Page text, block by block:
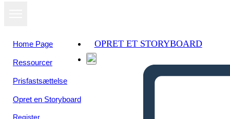
Home Page
Ressourcer
Prisfastsættelse
Opret en Storyboard
Register
OPRET ET STORYBOARD